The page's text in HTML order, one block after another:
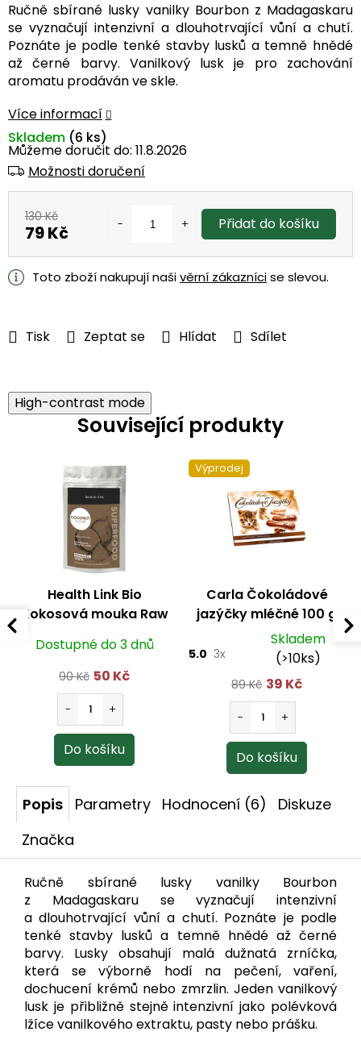
Ručně sbírané lusky vanilky Bourbon z Madagaskaru
se vyznačují intenzivní a dlouhotrvající vůní a chutí.
Poznáte je podle tenké stavby lusků a temně hnědé
až černé barvy. Vanilkový lusk je pro zachování
aromatu prodáván ve skle.
Více informací
Tisk Zeptat se Hlídat Sdílet
Můžeme doručit do: 11.8.2026
Možnosti doručení
Skladem (6 ks)
130 Kč
79 Kč Přidat do košíku
Toto zboží nakupují našivěrní zákaznícise slevou.
High-contrast mode
Související produkty
Health Link Bio
Kokosová mouka Raw
Dostupné do 3 dnů
90 Kč 50 Kč
Výprodej
Carla Čokoládové
jazýčky mléčné 100 g
DMT: 17.08.2026
5.0 3x
Skladem
(>10ks)
89 Kč 39 Kč
Popis Parametry Hodnocení (6)
Diskuze
Značka
Ručně sbírané lusky vanilky Bourbon
z Madagaskaru se vyznačují intenzivní
a dlouhotrvající vůní a chutí. Poznáte je podle
tenké stavby lusků a temně hnědé až černé
barvy. Lusky obsahují malá dužnatá zrníčka,
která se výborně hodí na pečení, vaření,
dochucení krémů nebo zmrzlin. Jeden vanilkový
lusk je přibližně stejně intenzivní jako polévková
lžíce vanilkového extraktu, pasty nebo prášku.